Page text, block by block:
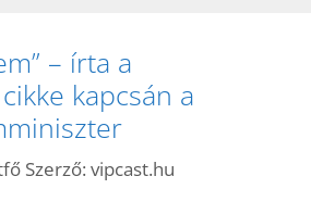
– írta a
kapcsán a
Szerző: vipcast.hu